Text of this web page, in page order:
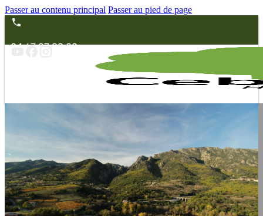
Passer au contenu principal Passer au pied de page
04 67 97 88 00
Nos animations
L’association
Environnement
Animations scolaires
Fête de la science
Evasions nature
Ateliers fabrication DIY
Animations sur mesure
Actions d’interprétation
Nos services